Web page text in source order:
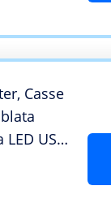
Casse
USB
Jack,